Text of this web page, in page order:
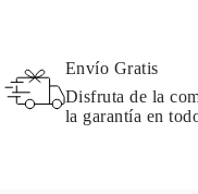
Envío Gratis
Disfruta de la
la garantía en